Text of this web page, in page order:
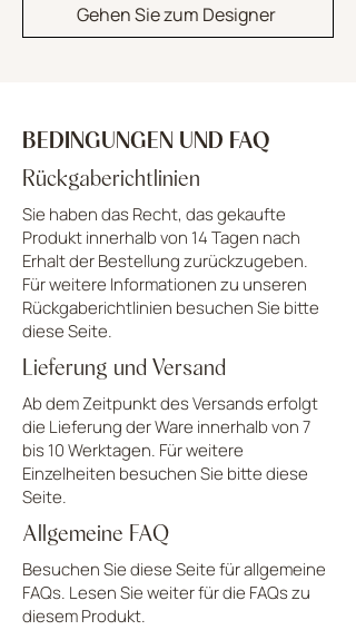
Gehen Sie zum Designer
BEDINGUNGEN UND FAQ
Rückgaberichtlinien
Sie haben das Recht, das gekaufte
Produkt innerhalb von 14 Tagen nach
Erhalt der Bestellung zurückzugeben.
Für weitere Informationen zu unseren
Rückgaberichtlinien besuchen Sie bitte
diese Seite.
Lieferung und Versand
Ab dem Zeitpunkt des Versands erfolgt
die Lieferung der Ware innerhalb von 7
bis 10 Werktagen. Für weitere
Einzelheiten besuchen Sie bitte diese
Seite.
Allgemeine FAQ
Besuchen Sie diese Seite für allgemeine
FAQs. Lesen Sie weiter für die FAQs zu
diesem Produkt.